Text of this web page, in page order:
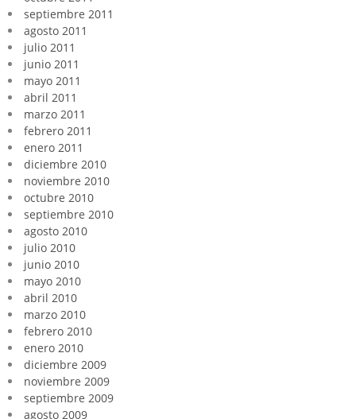
septiembre 2011
agosto 2011
julio 2011
junio 2011
mayo 2011
abril 2011
marzo 2011
febrero 2011
enero 2011
diciembre 2010
noviembre 2010
octubre 2010
septiembre 2010
agosto 2010
julio 2010
junio 2010
mayo 2010
abril 2010
marzo 2010
febrero 2010
enero 2010
diciembre 2009
noviembre 2009
septiembre 2009
agosto 2009